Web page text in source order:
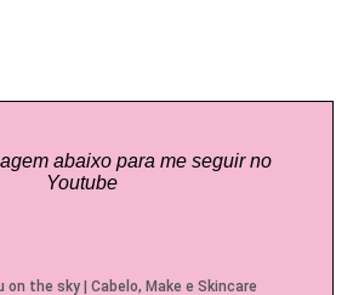
abaixo para me seguir no
Youtube